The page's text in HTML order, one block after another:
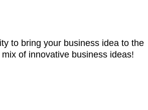
to bring your business idea to the
of innovative business ideas!